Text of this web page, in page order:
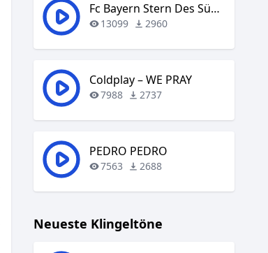
Fc Bayern Stern Des Südens
13099 2960
Coldplay – WE PRAY
7988 2737
PEDRO PEDRO
7563 2688
Neueste Klingeltöne